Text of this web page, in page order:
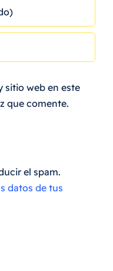
sitio web en este
que comente.
el spam.
datos de tus